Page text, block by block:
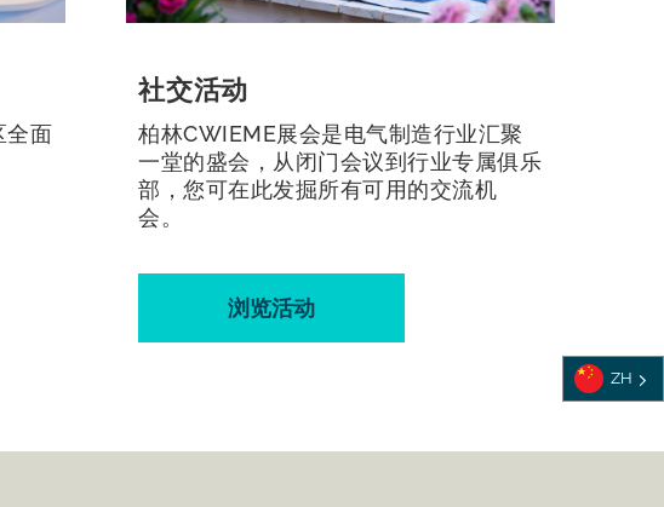
面
社交活动
柏林CWIEME展会是电气制造行业汇聚
一堂的盛会，从闭门会议到行业专属俱乐
部，您可在此发掘所有可用的交流机
会。
浏览活动
ZH